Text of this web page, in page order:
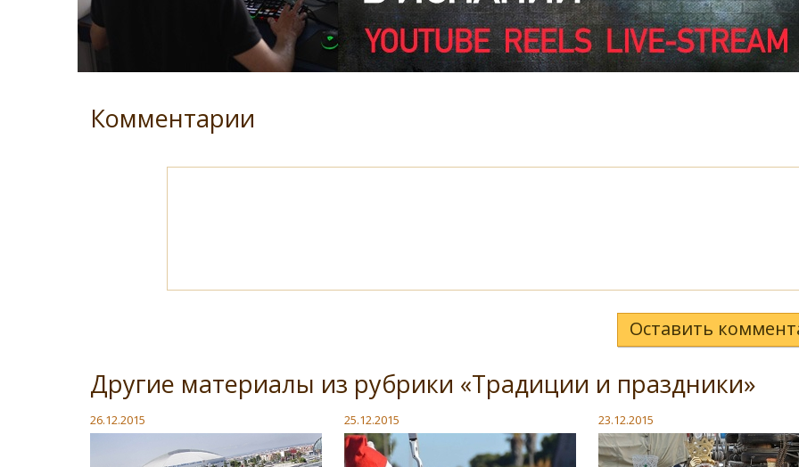
Комментарии
Оставить
Другие материалы из рубрики «Традиции и праздники»
26.12.2015 25.12.2015 23.12.2015